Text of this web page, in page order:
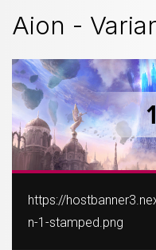
Aion -
https://
n-1-stamped.png